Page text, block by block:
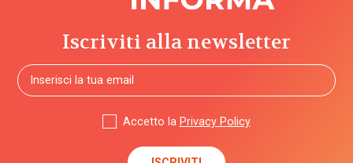
Iscriviti alla newsletter
Accetto la Privacy Policy